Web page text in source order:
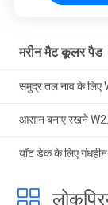
मरीन मैट कूलर पैड
समुद्र तल नाव के लिए
आसान बनाए रखने
यॉट डेक के लिए